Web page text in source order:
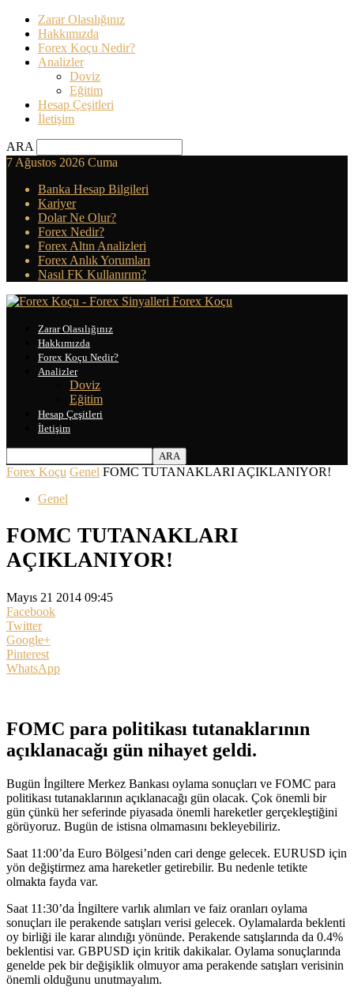
Zarar Olasılığınız
Hakkımızda
Forex Koçu Nedir?
Analizler
Doviz
Eğitim
Hesap Çeşitleri
İletişim
ARA
7 Ağustos 2026 Cuma
Banka Hesap Bilgileri
Kariyer
Dolar Ne Olur?
Forex Nedir?
Forex Altın Analizleri
Forex Anlık Yorumları
Nasıl FK Kullanırım?
Forex Koçu
Zarar Olasılığınız
Hakkımızda
Forex Koçu Nedir?
Analizler
Doviz
Eğitim
Hesap Çeşitleri
İletişim
Forex Koçu Genel FOMC TUTANAKLARI AÇIKLANIYOR!
Genel
FOMC TUTANAKLARI
AÇIKLANIYOR!
Mayıs 21 2014 09:45
Facebook
Twitter
Google+
Pinterest
WhatsApp
FOMC para politikası tutanaklarının
açıklanacağı gün nihayet geldi.
Bugün İngiltere Merkez Bankası oylama sonuçları ve FOMC para
politikası tutanaklarının açıklanacağı gün olacak. Çok önemli bir
gün çünkü her seferinde piyasada önemli hareketler gerçekleştiğini
görüyoruz. Bugün de istisna olmamasını bekleyebiliriz.
Saat 11:00’da Euro Bölgesi’nden cari denge gelecek. EURUSD için
yön değiştirmez ama hareketler getirebilir. Bu nedenle tetikte
olmakta fayda var.
Saat 11:30’da İngiltere varlık alımları ve faiz oranları oylama
sonuçları ile perakende satışları verisi gelecek. Oylamalarda beklenti
oy birliği ile karar alındığı yönünde. Perakende satışlarında da 0.4%
beklentisi var. GBPUSD için kritik dakikalar. Oylama sonuçlarında
genelde pek bir değişiklik olmuyor ama perakende satışları verisinin
önemli olduğunu unutmayalım.